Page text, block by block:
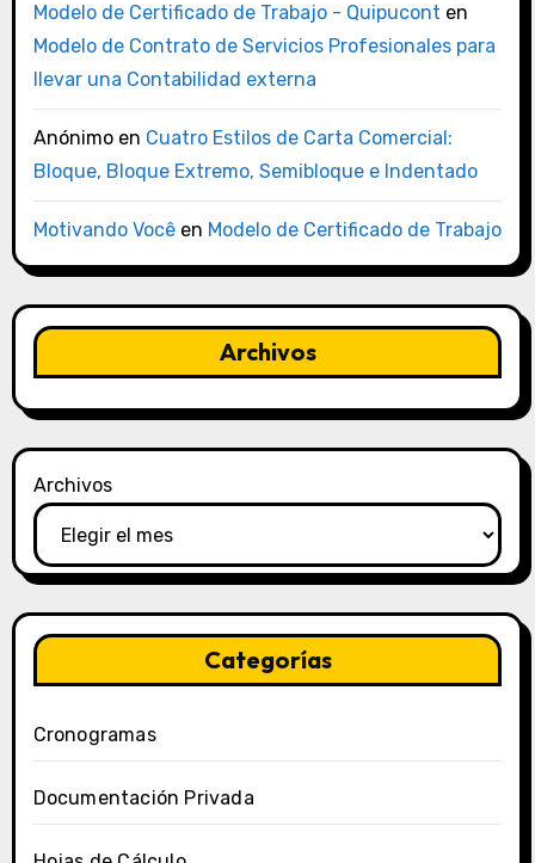
Modelo de Certificado de Trabajo - Quipucont en
Modelo de Contrato de Servicios Profesionales para
llevar una Contabilidad externa
Anónimoen Cuatro Estilos de Carta Comercial:
Bloque, Bloque Extremo, Semibloque e Indentado
Motivando Vocêen Modelo de Certificado de Trabajo
Archivos
Archivos
Categorías
Cronogramas
Documentación Privada